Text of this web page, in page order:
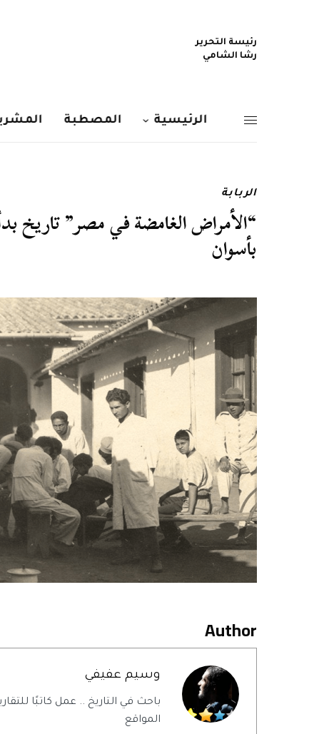
رئيسة التحرير
رشا الشامي
الرئيسية المصطبة
الربابة
“الأمراض الغامضة في مصر” تاريخ
بأسوان
Author
وسيم عفيفي
باحث في التاريخ .. عمل كاتبًا
المواقع